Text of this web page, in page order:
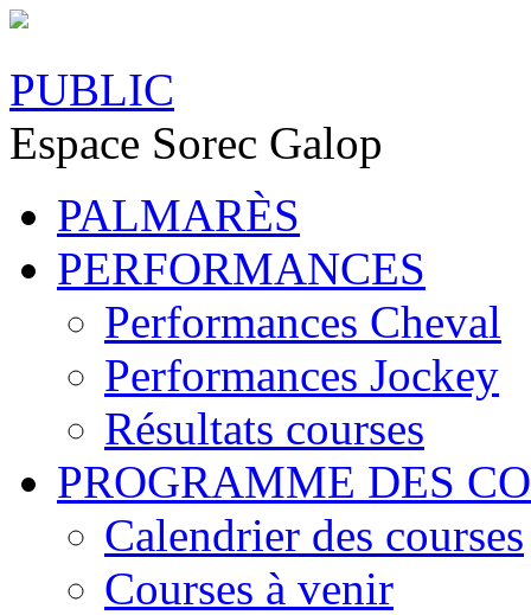
PUBLIC
Espace Sorec Galop
PALMARÈS
PERFORMANCES
Performances Cheval
Performances Jockey
Résultats courses
PROGRAMME DES
Calendrier des courses
Courses à venir